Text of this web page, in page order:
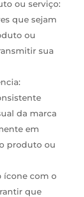
ou serviço:
que sejam
ou
sua
da marca
em
produto ou
ícone com o
que